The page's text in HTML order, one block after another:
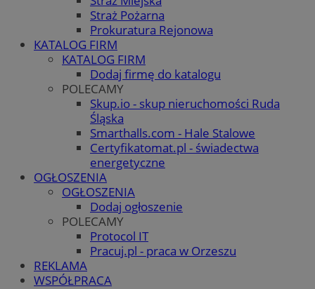
Straż Pożarna
Prokuratura Rejonowa
KATALOG FIRM
KATALOG FIRM
Dodaj firmę do katalogu
POLECAMY
Skup.io - skup nieruchomości Ruda
Śląska
Smarthalls.com - Hale Stalowe
Certyfikatomat.pl - świadectwa
energetyczne
OGŁOSZENIA
OGŁOSZENIA
Dodaj ogłoszenie
POLECAMY
Protocol IT
Pracuj.pl - praca w Orzeszu
REKLAMA
WSPÓŁPRACA